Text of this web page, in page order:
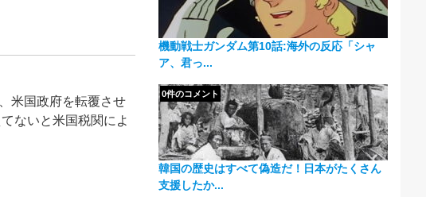
米国政府を転覆させ
ないと米国税関によ
機動戦士ガンダム第10話:海外の反応「シャ
ア、君っ...
韓国の歴史はすべて偽造だ！日本がたくさん
支援したか...
0件のコメント